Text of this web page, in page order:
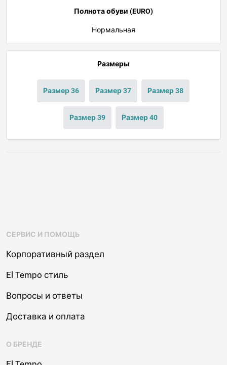
Полнота обуви (EURO)
Нормальная
Размеры
Размер 36 Размер 37 Размер 38
Размер 39 Размер 40
СЕРВИС И ПОМОЩЬ
Корпоративный раздел
El Tempo стиль
Вопросы и ответы
Доставка и оплата
О БРЕНДЕ